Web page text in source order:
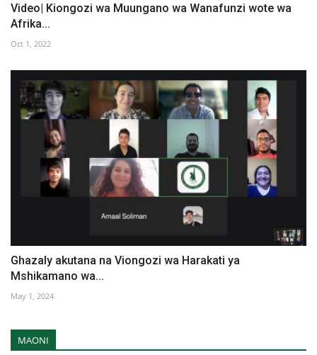
Video| Kiongozi wa Muungano wa Wanafunzi wote wa
Afrika...
Oct 1, 2022
Ghazaly akutana na Viongozi wa Harakati ya
Mshikamano wa...
May 1, 2024
MAONI